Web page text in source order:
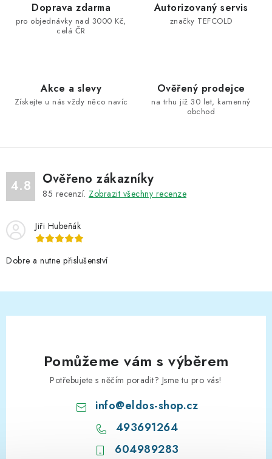
Doprava zdarma
pro objednávky nad 3000 Kč,
celá ČR
Autorizovaný servis
značky TEFCOLD
Akce a slevy
Získejte u nás vždy něco navíc
Ověřený prodejce
na trhu již 30 let, kamenný
obchod
4.8 Ověřeno zákazníky
85 recenzí. Zobrazit všechny recenze
Jiři Hubeňák
Dobre a nutne přislušenství
Pomůžeme vám s výběrem
Potřebujete s něčím poradit? Jsme tu pro vás!
info@eldos-shop.cz
493691264
604989283